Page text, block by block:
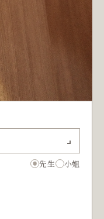
先生 小姐